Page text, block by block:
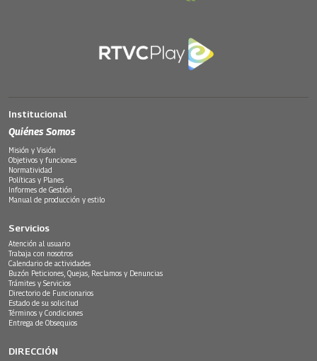
Institucional
Quiénes Somos
Misión y Visión
Objetivos y funciones
Normatividad
Políticas y Planes
Informes de Gestión
Manual de producción y estilo
Servicios
Atención al usuario
Trabaja con nosotros
Calendario de actividades
Buzón Peticiones, Quejas, Reclamos y Denuncias
Trámites y Servicios
Directorio de Funcionarios
Estado de su solicitud
Términos y Condiciones
Entrega de Obsequios
DIRECCIÓN